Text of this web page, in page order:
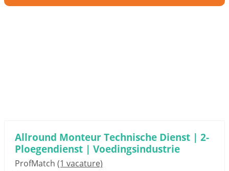
Allround Monteur Technische Dienst | 2-
Ploegendienst | Voedingsindustrie
ProfMatch (1 vacature)